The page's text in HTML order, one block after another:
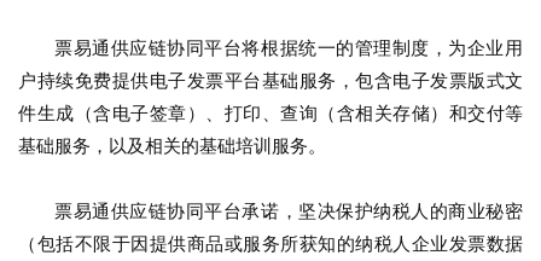
票易通供应链协同平台将根据统一的管理制度，为企业用
户持续免费提供电子发票平台基础服务，包含电子发票版式文
件生成（含电子签章）、打印、查询（含相关存储）和交付等
基础服务，以及相关的基础培训服务。
票易通供应链协同平台承诺，坚决保护纳税人的商业秘密
（包括不限于因提供商品或服务所获知的纳税人企业发票数据